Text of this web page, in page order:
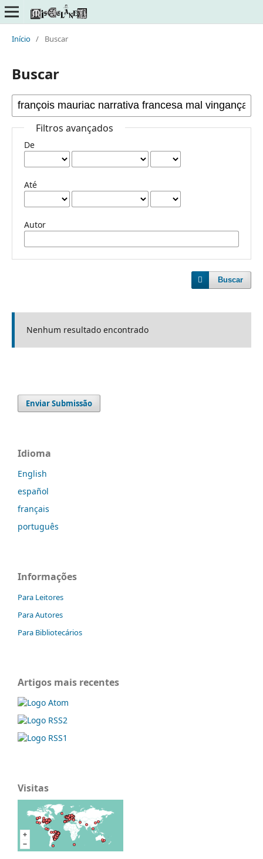
Início / Buscar
Buscar
Filtros avançados
De
Até
Autor
Buscar
Nenhum resultado encontrado
Enviar Submissão
Idioma
English
español
français
português
Informações
Para Leitores
Para Autores
Para Bibliotecários
Artigos mais recentes
Visitas